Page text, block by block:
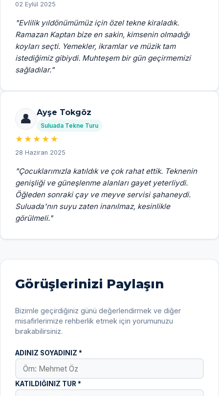
02 Eylül 2025
"Evlilik yıldönümümüz için özel tekne kiraladık.
Ramazan Kaptan bize en sakin, kimsenin olmadığı
koyları seçti. Yemekler, ikramlar ve müzik tam
istediğimiz gibiydi. Muhteşem bir gün geçirmemizi
sağladılar."
👤 Ayşe Tokgöz
Suluada Tekne Turu
★★★★★
28 Haziran 2025
"Çocuklarımızla katıldık ve çok rahat ettik. Teknenin
genişliği ve güneşlenme alanları gayet yeterliydi.
Öğleden sonraki çay ve meyve servisi şahaneydi.
Suluada'nın suyu zaten inanılmaz, kesinlikle
görülmeli."
Görüşlerinizi Paylaşın
Bizimle geçirdiğiniz günü değerlendirmek ve diğer
misafirlerimize rehberlik etmek için yorumunuzu
bırakabilirsiniz.
ADINIZ SOYADINIZ *
KATILDIĞINIZ TUR *